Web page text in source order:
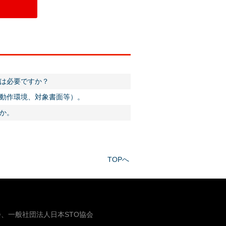
必要ですか？
作環境、対象書面等）。
。
TOPへ
一般社団法人日本STO協会